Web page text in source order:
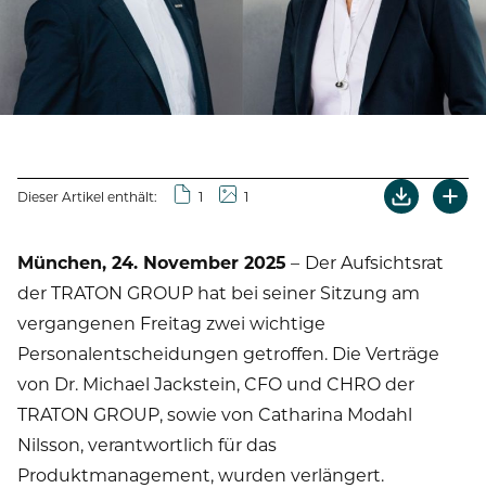
Dieser Artikel enthält: 1 1
München, 24. November 2025 – Der Aufsichtsrat
der TRATON GROUP hat bei seiner Sitzung am
vergangenen Freitag zwei wichtige
Personalentscheidungen getroffen. Die Verträge
von Dr. Michael Jackstein, CFO und CHRO der
TRATON GROUP, sowie von Catharina Modahl
Nilsson, verantwortlich für das
Produktmanagement, wurden verlängert.